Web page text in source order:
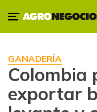
GANADERÍA
Colombia
exportar